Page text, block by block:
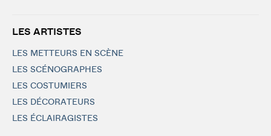
LES ARTISTES
LES METTEURS EN SCÈNE
LES SCÉNOGRAPHES
LES COSTUMIERS
LES DÉCORATEURS
LES ÉCLAIRAGISTES